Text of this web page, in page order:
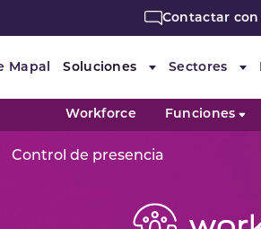
Contactar
Mapal Soluciones
Submenu for
Sectores
Workforce Funciones
Control de presencia